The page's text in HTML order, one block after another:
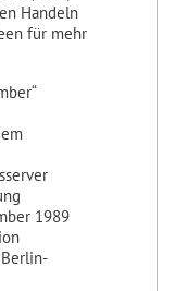
Handeln
für mehr
1989